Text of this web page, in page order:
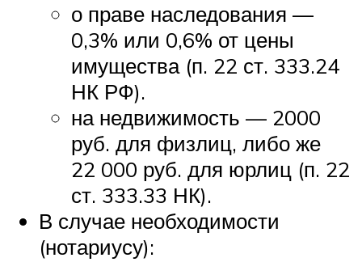
о праве наследования —
0,3% или 0,6% от цены
имущества (п. 22 ст. 333.24
НК РФ).
на недвижимость — 2000
руб. для физлиц, либо же
22 000 руб. для юрлиц (п. 22
ст. 333.33 НК).
В случае необходимости
(нотариусу):